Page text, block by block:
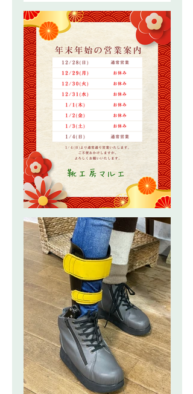
正」の重要性と補正の方法
論
年末年始の営業のお知らせ